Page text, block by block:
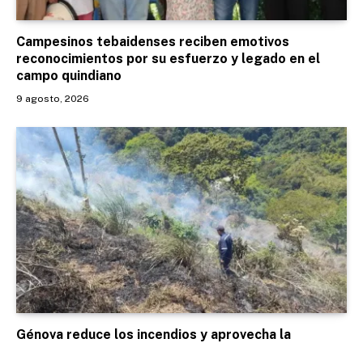
Campesinos tebaidenses reciben emotivos
reconocimientos por su esfuerzo y legado en el
campo quindiano
9 agosto, 2026
Génova reduce los incendios y aprovecha la